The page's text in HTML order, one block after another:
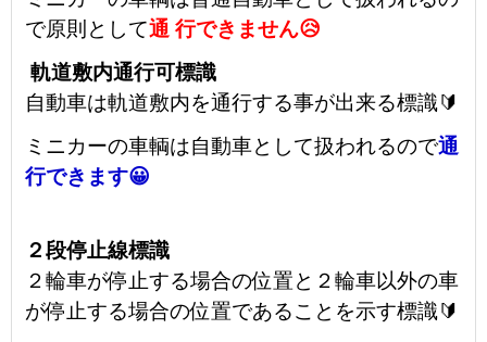
で原則として通 行できません😥
軌道敷内通行可標識
自動車は軌道敷内を通行する事が出来る標識🔰
ミニカーの車輌は自動車として扱われるので通
行できます😀
２段停止線標識
２輪車が停止する場合の位置と２輪車以外の車
が停止する場合の位置であることを示す標識🔰